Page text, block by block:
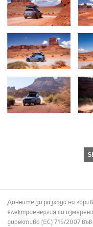
Данните за разхода на
електроенергия са
директива (EC) 715/2007